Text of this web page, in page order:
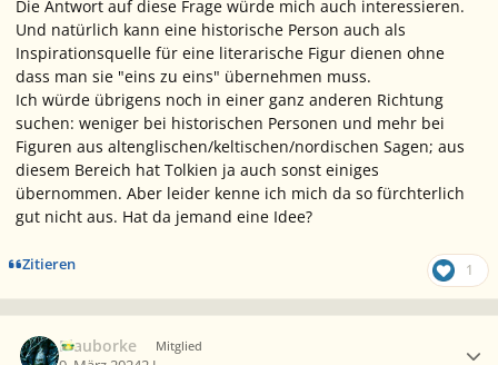
Die Antwort auf diese Frage würde mich auch interessieren.
Und natürlich kann eine historische Person auch als
Inspirationsquelle für eine literarische Figur dienen ohne
dass man sie "eins zu eins" übernehmen muss.
Ich würde übrigens noch in einer ganz anderen Richtung
suchen: weniger bei historischen Personen und mehr bei
Figuren aus altenglischen/keltischen/nordischen Sagen; aus
diesem Bereich hat Tolkien ja auch sonst einiges
übernommen. Aber leider kenne ich mich da so fürchterlich
gut nicht aus. Hat da jemand eine Idee?
Zitieren 1
Blauborke Mitglied